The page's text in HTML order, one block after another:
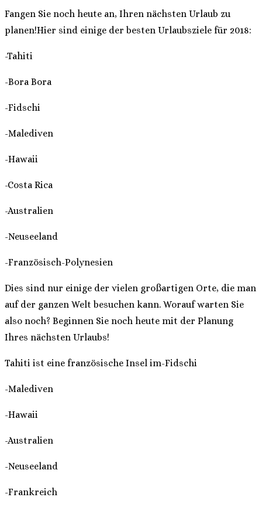
Fangen Sie noch heute an, Ihren nächsten Urlaub zu
planen!Hier sind einige der besten Urlaubsziele für 2018:
-Tahiti
-Bora Bora
-Fidschi
-Malediven
-Hawaii
-Costa Rica
-Australien
-Neuseeland
-Französisch-Polynesien
Dies sind nur einige der vielen großartigen Orte, die man
auf der ganzen Welt besuchen kann. Worauf warten Sie
also noch? Beginnen Sie noch heute mit der Planung
Ihres nächsten Urlaubs!
Tahiti ist eine französische Insel im-Fidschi
-Malediven
-Hawaii
-Australien
-Neuseeland
-Frankreich